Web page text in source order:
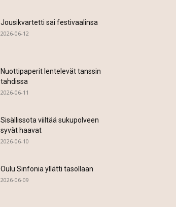
Jousikvartetti sai festivaalinsa
2026-06-12
Nuottipaperit lentelevät tanssin
tahdissa
2026-06-11
Sisällissota viiltää sukupolveen
syvät haavat
2026-06-10
Oulu Sinfonia yllätti tasollaan
2026-06-09